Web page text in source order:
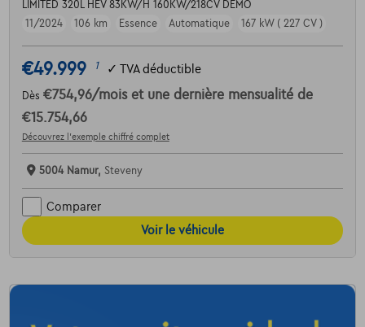
LIMITED 320L HEV 83KW/H 160KW/218CV DEMO
11/2024
106 km Essence Automatique 167 kW ( 227 CV )
€49.999 1 ✓ TVA déductible
Dès €754,96/mois et une dernière mensualité de
€15.754,66
Découvrez l’exemple chiffré complet
5004 Namur, Steveny
Comparer
Voir le véhicule